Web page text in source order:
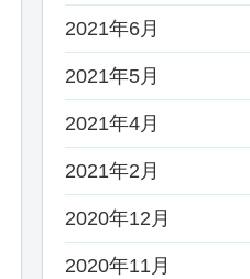
2021年6月
2021年5月
2021年4月
2021年2月
2020年12月
2020年11月